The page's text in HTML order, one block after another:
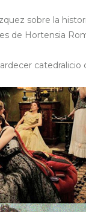
sobre la
de Hortensia
catedralicio